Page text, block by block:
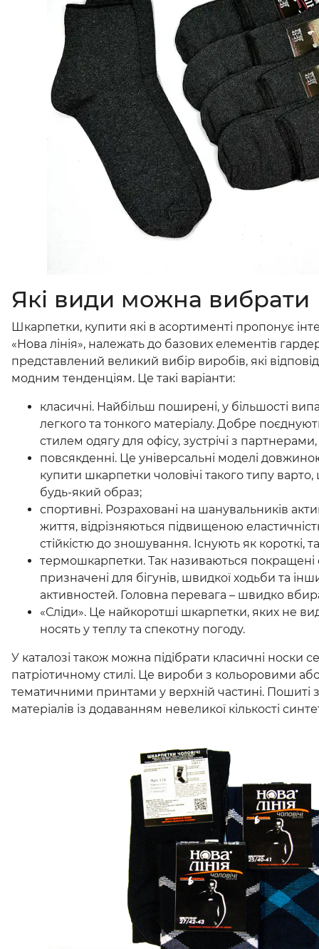
Які види можна вибрати
Шкарпетки, купити які в асортименті пропонує
«Нова лінія», належать до базових елементів
представлений великий вибір виробів, які
модним тенденціям. Це такі варіанти:
класичні. Найбільш поширені, у більшості
легкого та тонкого матеріалу. Добре
стилем одягу для офісу, зустрічі з
повсякденні. Це універсальні моделі
купити шкарпетки чоловічі такого типу
будь-який образ;
спортивні. Розраховані на шанувальників
життя, відрізняються підвищеною
стійкістю до зношування. Існують як короткі,
термошкарпетки. Так називаються покращені
призначені для бігунів, швидкої ходьби та
активностей. Головна перевага – швидко
«Сліди». Це найкоротші шкарпетки, яких не
носять у теплу та спекотну погоду.
У каталозі також можна підібрати класичні носки
патріотичному стилі. Це вироби з кольоровими
тематичними принтами у верхній частині. Пошиті
матеріалів із додаванням невеликої кількості